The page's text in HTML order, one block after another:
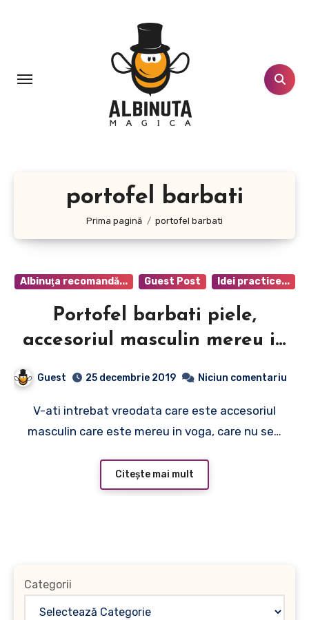
portofel barbati
Prima pagină portofel barbati
Albinuţa recomandă... Guest Post Idei practice...
Portofel barbati piele,
accesoriul masculin mereu in
Guest 25 decembrie 2019 Niciun comentariu
V-ati intrebat vreodata care este accesoriul
masculin care este mereu in voga, care nu se…
Citește mai mult
Categorii